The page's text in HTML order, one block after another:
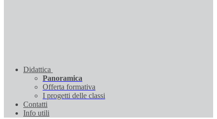
Didattica
Panoramica
Offerta formativa
I progetti delle classi
Contatti
Info utili